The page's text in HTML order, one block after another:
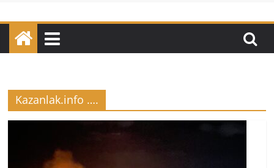
Н
в
н
и
о
К
Kazanlak.info ….